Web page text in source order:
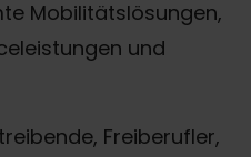
Mobilitätslösungen,
und
Freiberufler,